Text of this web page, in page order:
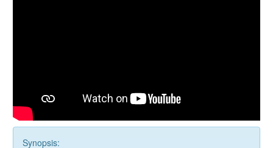
Synopsis: